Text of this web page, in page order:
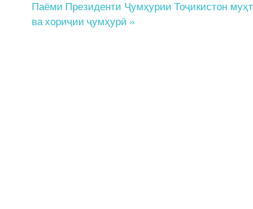
navigation
Паёми Президенти Ҷумҳурии Тоҷикистон
ва хориҷии ҷумҳурӣ »